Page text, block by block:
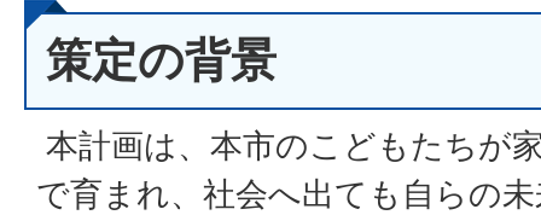
策定の背景
本計画は、本市のこどもたちが
で育まれ、社会へ出ても自らの